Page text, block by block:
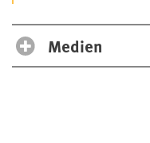
Medien